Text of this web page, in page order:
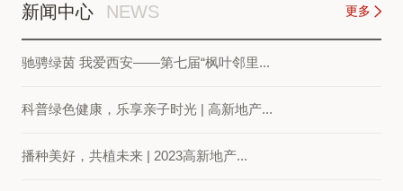
新闻中心 NEWS 更多
驰骋绿茵 我爱西安——第七届“枫叶邻里...
科普绿色健康，乐享亲子时光 | 高新地产...
播种美好，共植未来 | 2023高新地产...